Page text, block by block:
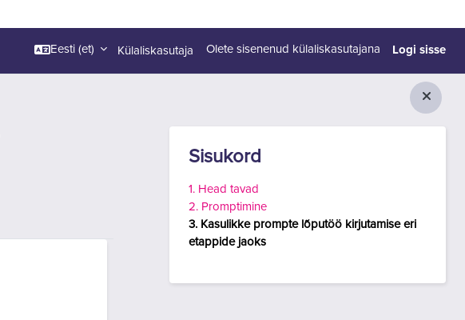
Eesti ‎(et)‎ Külaliskasutaja Olete sisenenud külaliskasutajana Logi sisse
Sisukord
1. Head tavad
2. Promptimine
3. Kasulikke prompte lõputöö kirjutamise eri
etappide jaoks